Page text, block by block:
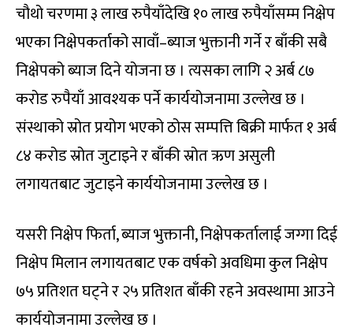
चौथो चरणमा ३ लाख रुपैयाँदेखि १० लाख रुपैयाँसम्म निक्षेप
भएका निक्षेपकर्ताको सावाँ–ब्याज भुक्तानी गर्ने र बाँकी सबै
निक्षेपको ब्याज दिने योजना छ । त्यसका लागि २ अर्ब ८७
करोड रुपैयाँ आवश्यक पर्ने कार्ययोजनामा उल्लेख छ ।
संस्थाको स्रोत प्रयोग भएको ठोस सम्पत्ति बिक्री मार्फत १ अर्ब
८४ करोड स्रोत जुटाइने र बाँकी स्रोत ऋण असुली
लगायतबाट जुटाइने कार्ययोजनामा उल्लेख छ ।
यसरी निक्षेप फिर्ता, ब्याज भुक्तानी, निक्षेपकर्तालाई जग्गा दिई
निक्षेप मिलान लगायतबाट एक वर्षको अवधिमा कुल निक्षेप
७५ प्रतिशत घट्ने र २५ प्रतिशत बाँकी रहने अवस्थामा आउने
कार्ययोजनामा उल्लेख छ ।